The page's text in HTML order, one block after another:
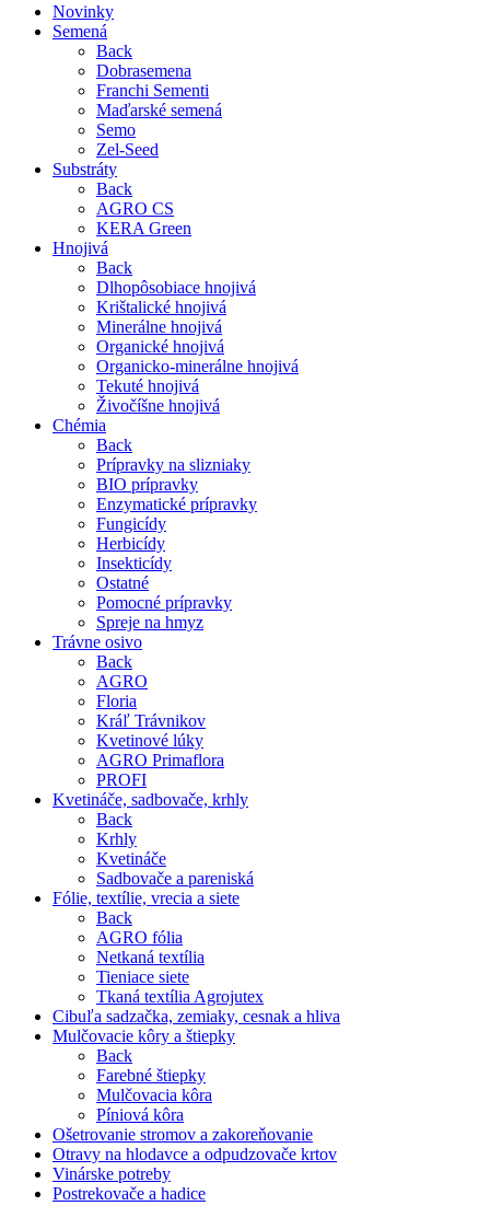
Novinky
Semená
Back
Dobrasemena
Franchi Sementi
Maďarské semená
Semo
Zel-Seed
Substráty
Back
AGRO CS
KERA Green
Hnojivá
Back
Dlhopôsobiace hnojivá
Krištalické hnojivá
Minerálne hnojivá
Organické hnojivá
Organicko-minerálne hnojivá
Tekuté hnojivá
Živočíšne hnojivá
Chémia
Back
Prípravky na slizniaky
BIO prípravky
Enzymatické prípravky
Fungicídy
Herbicídy
Insekticídy
Ostatné
Pomocné prípravky
Spreje na hmyz
Trávne osivo
Back
AGRO
Floria
Kráľ Trávnikov
Kvetinové lúky
AGRO Primaflora
PROFI
Kvetináče, sadbovače, krhly
Back
Krhly
Kvetináče
Sadbovače a pareniská
Fólie, textílie, vrecia a siete
Back
AGRO fólia
Netkaná textília
Tieniace siete
Tkaná textília Agrojutex
Cibuľa sadzačka, zemiaky, cesnak a hliva
Mulčovacie kôry a štiepky
Back
Farebné štiepky
Mulčovacia kôra
Píniová kôra
Ošetrovanie stromov a zakoreňovanie
Otravy na hlodavce a odpudzovače krtov
Vinárske potreby
Postrekovače a hadice